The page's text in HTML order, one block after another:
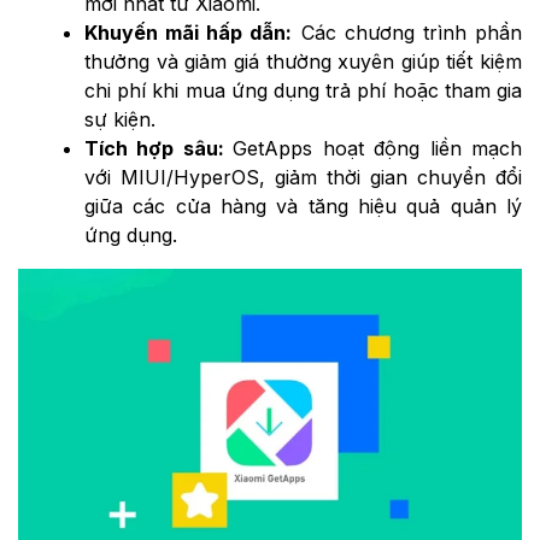
Khuyến mãi hấp dẫn: Các chương trình phần
thưởng và giảm giá thường xuyên giúp tiết kiệm
chi phí khi mua ứng dụng trả phí hoặc tham gia
sự kiện.
Tích hợp sâu:GetApps hoạt động liền mạch
với MIUI/HyperOS, giảm thời gian chuyển đổi
giữa các cửa hàng và tăng hiệu quả quản lý
ứng dụng.